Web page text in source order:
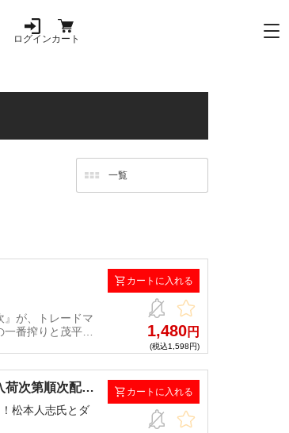
ログインカート
カートに入れる
』が、トレードマ
番搾りと茂平味
1,480円
(税込1,598円)
カートに入れる
荷次第順次配
松本人志氏とダ